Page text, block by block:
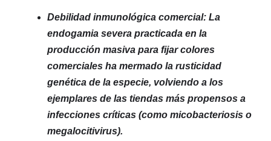
Debilidad inmunológica comercial: La
endogamia severa practicada en la
producción masiva para fijar colores
comerciales ha mermado la rusticidad
genética de la especie, volviendo a los
ejemplares de las tiendas más propensos a
infecciones críticas (como micobacteriosis o
megalocitivirus).